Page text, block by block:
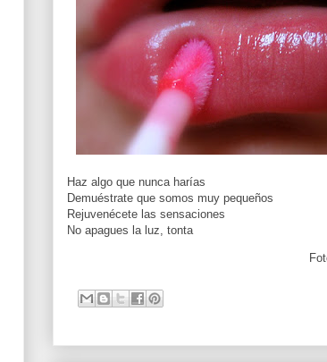
Haz algo que nunca harías
Demuéstrate que somos muy pequeños
Rejuvenécete las sensaciones
No apagues la luz, tonta